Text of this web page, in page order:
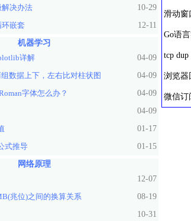
决办法
10-29
嵌套
12-11
机器学习
详解
04-09
数据上下，左右比对柱状图
04-09
字体怎么办？
04-09
04-09
01-17
式推导
01-15
网络原理
12-07
兆位)之间的换算关系
08-19
10-31
Go语